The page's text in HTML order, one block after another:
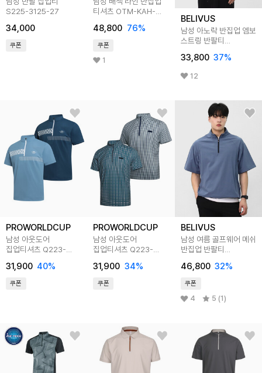
S225-3125-27
34,000
쿠폰
티셔츠 OTM-KAH-
48,800 76%
쿠폰
1
BELIVUS
남성 아노락 반집업 엠보
스트링 반팔티
33,800 37%
12
PROWORLDCUP
남성 아웃도어
집업티셔츠 Q223-
31,900 40%
쿠폰
PROWORLDCUP
남성 아웃도어
집업티셔츠 Q223-
31,900 34%
쿠폰
BELIVUS
남성 여름 골프웨어 메쉬
반집업 반팔티
46,800 32%
쿠폰
4 5 (1)